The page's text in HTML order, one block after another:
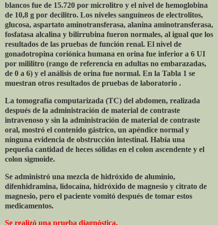
blancos fue de 15.720 por microlitro y el nivel de hemoglobina
de 10,8 g por decilitro. Los niveles sanguíneos de electrolitos,
glucosa, aspartato aminotransferasa, alanina aminotransferasa,
fosfatasa alcalina y bilirrubina fueron normales, al igual que los
resultados de las pruebas de función renal. El nivel de
gonadotropina coriónica humana en orina fue inferior a 6 UI
por mililitro (rango de referencia en adultas no embarazadas,
de 0 a 6) y el análisis de orina fue normal. En la Tabla 1 se
muestran otros resultados de pruebas de laboratorio .
La tomografía computarizada (TC) del abdomen, realizada
después de la administración de material de contraste
intravenoso y sin la administración de material de contraste
oral, mostró el contenido gástrico, un apéndice normal y
ninguna evidencia de obstrucción intestinal. Había una
pequeña cantidad de heces sólidas en el colon ascendente y el
colon sigmoide.
Se administró una mezcla de hidróxido de aluminio,
difenhidramina, lidocaína, hidróxido de magnesio y citrato de
magnesio, pero el paciente vomitó después de tomar estos
medicamentos.
Se realizó una prueba diagnóstica.